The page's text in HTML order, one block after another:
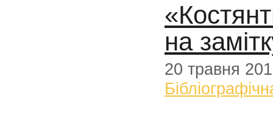
на
20 травня